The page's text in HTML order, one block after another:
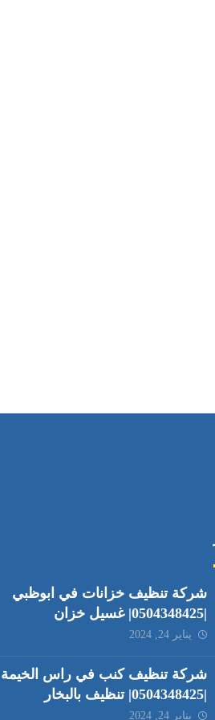
شركة تنظيف خزانات في ابوظبي
|0504348425| غسيل خزان
يناير 24, 2024
شركة تنظيف كنب في راس الخيمة
|0504348425| تنظيف بالبخار
يناير 24, 2024